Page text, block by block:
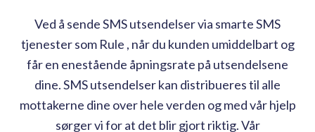
Ved å sende SMS utsendelser via smarte SMS
tjenester som Rule , når du kunden umiddelbart og
får en enestående åpningsrate på utsendelsene
dine. SMS utsendelser kan distribueres til alle
mottakerne dine over hele verden og med vår hjelp
sørger vi for at det blir gjort riktig. Vår